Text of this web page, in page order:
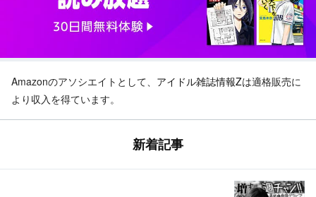
Amazonのアソシエイトとして、 アイドル雑誌情報Zは適格販売に
より収入を得ています。
新着記事